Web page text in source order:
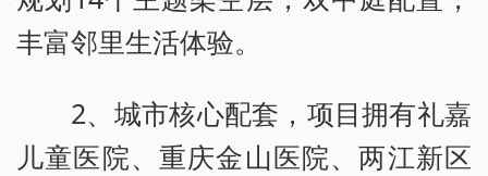
丰富邻里生活体验。
2、城市核心配套，项目拥有礼嘉
儿童医院、重庆金山医院、两江新区